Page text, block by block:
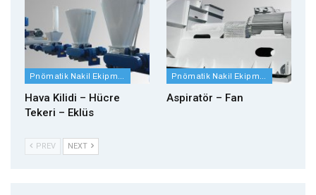
Hava Kilidi – Hücre
Tekeri – Eklüs
Aspiratör – Fan
PREV NEXT